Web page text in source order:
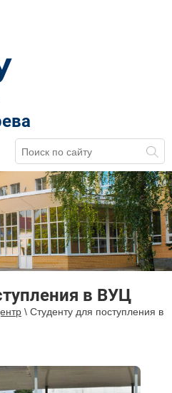
в ВУЦ
\ Студенту для поступления в